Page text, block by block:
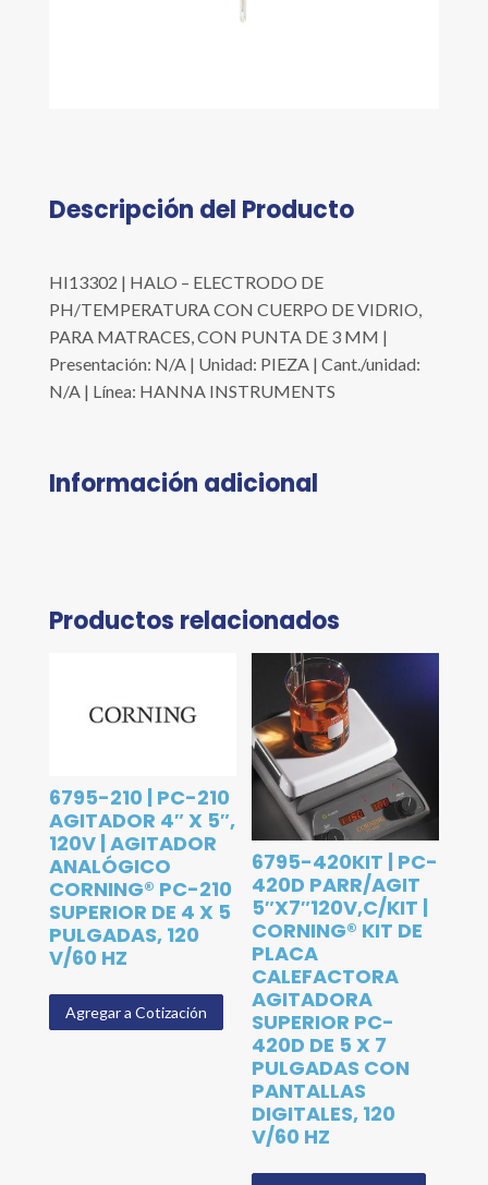
Descripción del Producto
HI13302 | HALO – ELECTRODO DE
PH/TEMPERATURA CON CUERPO DE VIDRIO,
PARA MATRACES, CON PUNTA DE 3 MM |
Presentación: N/A | Unidad: PIEZA | Cant./unidad:
N/A | Línea: HANNA INSTRUMENTS
Información adicional
Productos relacionados
6795-210 | PC-210
AGITADOR 4″ X 5″,
120V | AGITADOR
ANALÓGICO
CORNING® PC-210
SUPERIOR DE 4 X 5
PULGADAS, 120
V/60 HZ
Agregar a Cotización
6795-420KIT | PC-
420D PARR/AGIT
5″X7″120V,C/KIT |
CORNING® KIT DE
PLACA
CALEFACTORA
AGITADORA
SUPERIOR PC-
420D DE 5 X 7
PULGADAS CON
PANTALLAS
DIGITALES, 120
V/60 HZ